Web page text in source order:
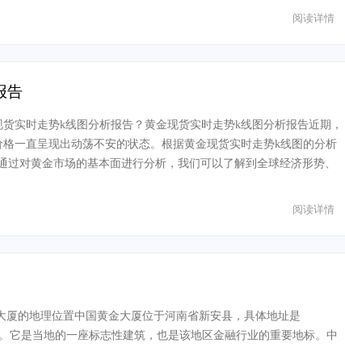
阅读详情
告
货实时走势k线图分析报告？黄金现货实时走势k线图分析报告近期，
格一直呈现出动荡不安的状态。根据黄金现货实时走势k线图的分析
对黄金市场的基本面进行分析，我们可以了解到全球经济形势、
阅读详情
厦的地理位置中国黄金大厦位于河南省新安县，具体地址是
它是当地的一座标志性建筑，也是该地区金融行业的重要地标。中